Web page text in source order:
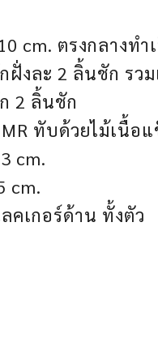
cm. ตรงกลางทำ
ฝั่งละ 2 ลิ้นชัก รว
2 ลิ้นชัก
ทับด้วยไม้เนื้อแ
cm.
cm.
คเกอร์ด้าน ทั้งตัว